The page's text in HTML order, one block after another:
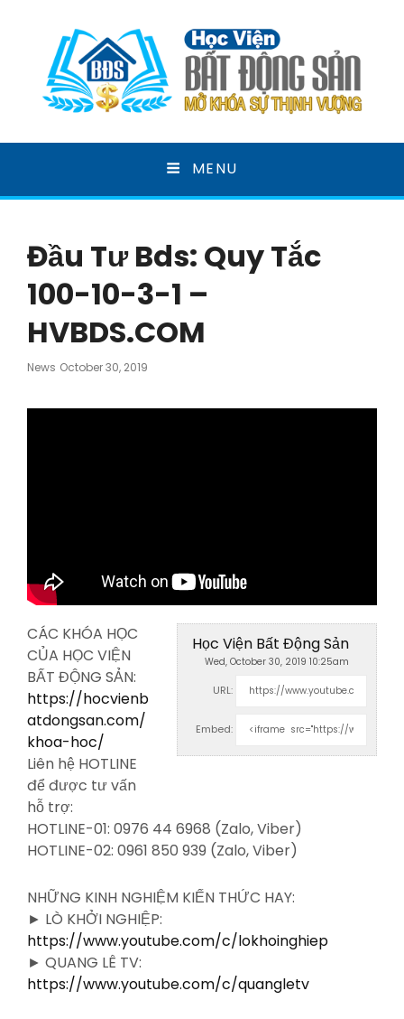
HỌC VIỆN BẤT ĐỘNG
SẢN
MENU
Đầu Tư Bds: Quy Tắc
100-10-3-1 –
HVBDS.COM
News Posted
October 30, 2019
Học Viện Bất Động Sản
Wed, October 30, 2019 10:25am
URL:
Embed:
CÁC KHÓA HỌC
CỦA HỌC VIỆN
BẤT ĐỘNG SẢN:
https://hocvienb
atdongsan.com/
khoa-hoc/
Liên hệ HOTLINE
để được tư vấn
hỗ trợ:
HOTLINE-01: 0976 44 6968 (Zalo, Viber)
HOTLINE-02: 0961 850 939 (Zalo, Viber)
NHỮNG KINH NGHIỆM KIẾN THỨC HAY:
► LÒ KHỞI NGHIỆP:
https://www.youtube.com/c/lokhoinghiep
► QUANG LÊ TV:
https://www.youtube.com/c/quangletv